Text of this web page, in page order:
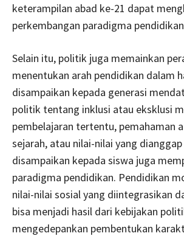
keterampilan abad ke-21 dapat
perkembangan paradigma
Selain itu, politik juga memainkan
menentukan arah pendidikan dalam
disampaikan kepada generasi
politik tentang inklusi atau eksklusi
pembelajaran tertentu, pemahaman
sejarah, atau nilai-nilai yang
disampaikan kepada siswa juga
paradigma pendidikan. Pendidikan
nilai-nilai sosial yang diintegrasikan
bisa menjadi hasil dari kebijakan
mengedepankan pembentukan